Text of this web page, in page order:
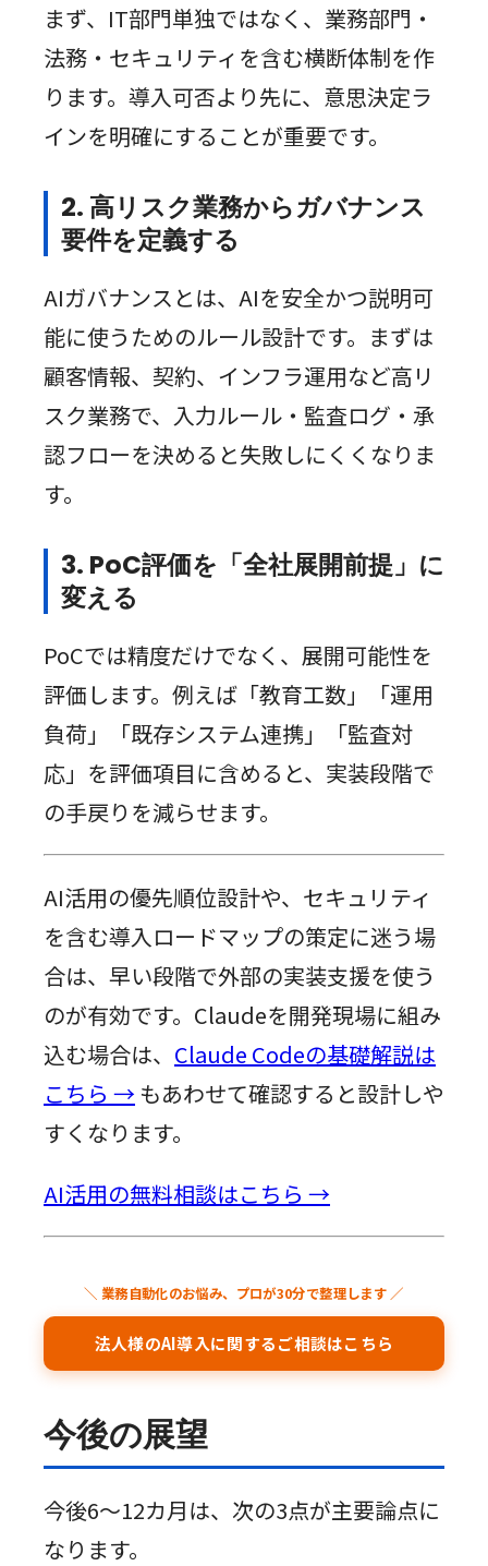
まず、IT部門単独ではなく、業務部門・
法務・セキュリティを含む横断体制を作
ります。導入可否より先に、意思決定ラ
インを明確にすることが重要です。
2. 高リスク業務からガバナンス
要件を定義する
AIガバナンスとは、AIを安全かつ説明可
能に使うためのルール設計です。まずは
顧客情報、契約、インフラ運用など高リ
スク業務で、入力ルール・監査ログ・承
認フローを決めると失敗しにくくなりま
す。
3. PoC評価を「全社展開前提」に
変える
PoCでは精度だけでなく、展開可能性を
評価します。例えば「教育工数」「運用
負荷」「既存システム連携」「監査対
応」を評価項目に含めると、実装段階で
の手戻りを減らせます。
AI活用の優先順位設計や、セキュリティ
を含む導入ロードマップの策定に迷う場
合は、早い段階で外部の実装支援を使う
のが有効です。Claudeを開発現場に組み
込む場合は、 Claude Codeの基礎解説は
こちら → もあわせて確認すると設計しや
すくなります。
AI活用の無料相談はこちら →
＼ 業務自動化のお悩み、プロが30分で整理します ／
法人様のAI導入に関するご相談はこちら
今後の展望
今後6〜12カ月は、次の3点が主要論点に
なります。